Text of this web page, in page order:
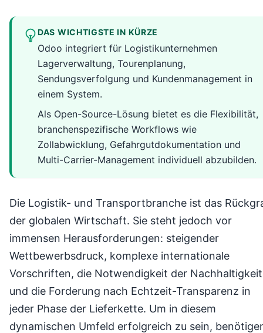
DAS WICHTIGSTE IN KÜRZE
Odoo integriert für Logistikunternehmen
Lagerverwaltung, Tourenplanung,
Sendungsverfolgung und Kundenmanagement in
einem System.
Als Open-Source-Lösung bietet es die Flexibilität,
branchenspezifische Workflows wie
Zollabwicklung, Gefahrgutdokumentation und
Multi-Carrier-Management individuell abzubilden.
Die Logistik- und Transportbranche ist das
der globalen Wirtschaft. Sie steht jedoch vor
immensen Herausforderungen: steigender
Wettbewerbsdruck, komplexe internationale
Vorschriften, die Notwendigkeit der Nachhaltigkeit
und die Forderung nach Echtzeit-Transparenz in
jeder Phase der Lieferkette. Um in diesem
dynamischen Umfeld erfolgreich zu sein,